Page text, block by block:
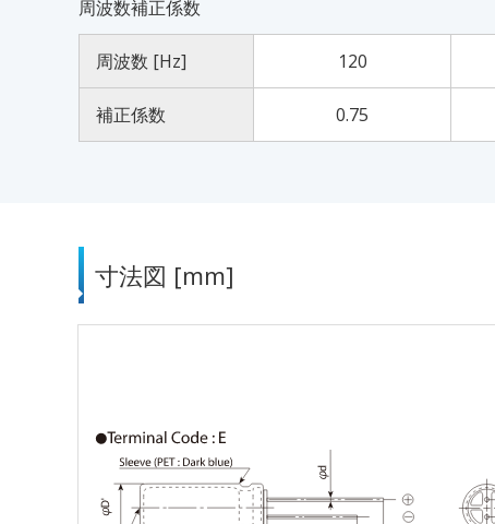
周波数補正係数
周波数 [Hz] 120
補正係数 0.75
寸法図 [mm]